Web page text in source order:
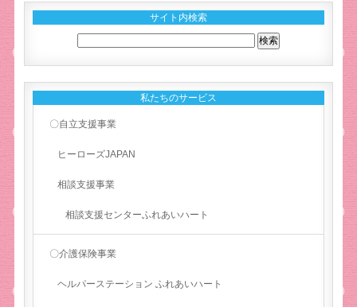
サイト内検索
私たちのサービス
〇自立支援事業
ヒーローズJAPAN
相談支援事業
相談支援センターふれあいハート
〇介護保険事業
ヘルパーステーション ふれあいハート